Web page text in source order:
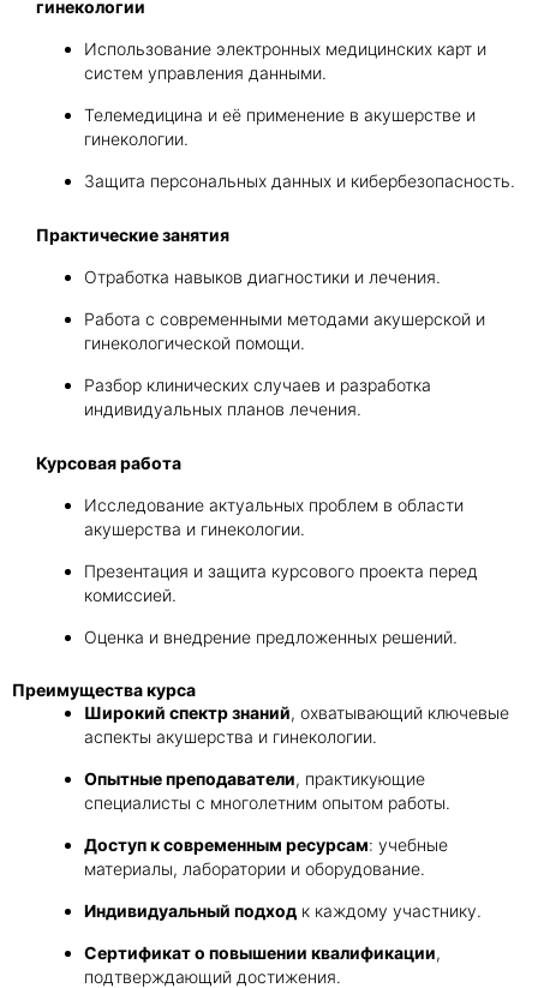
гинекологии
Использование электронных медицинских карт и
систем управления данными.
Телемедицина и её применение в акушерстве и
гинекологии.
Защита персональных данных и кибербезопасность.
Практические занятия
Отработка навыков диагностики и лечения.
Работа с современными методами акушерской и
гинекологической помощи.
Разбор клинических случаев и разработка
индивидуальных планов лечения.
Курсовая работа
Исследование актуальных проблем в области
акушерства и гинекологии.
Презентация и защита курсового проекта перед
комиссией.
Оценка и внедрение предложенных решений.
Преимущества курса
Широкий спектр знаний, охватывающий ключевые
аспекты акушерства и гинекологии.
Опытные преподаватели, практикующие
специалисты с многолетним опытом работы.
Доступ к современным ресурсам: учебные
материалы, лаборатории и оборудование.
Индивидуальный подход к каждому участнику.
Сертификат о повышении квалификации,
подтверждающий достижения.